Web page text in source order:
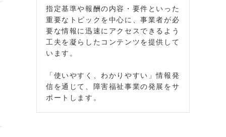
指定基準や報酬の内容・要件といった
重要なトピックを中心に、事業者が必
要な情報に迅速にアクセスできるよう
工夫を凝らしたコンテンツを提供して
います。
「使いやすく、わかりやすい」情報発
信を通じて、障害福祉事業の発展をサ
ポートします。